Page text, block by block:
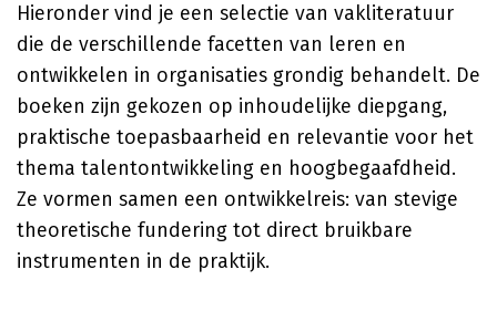
Hieronder vind je een selectie van vakliteratuur
die de verschillende facetten van leren en
ontwikkelen in organisaties grondig behandelt. De
boeken zijn gekozen op inhoudelijke diepgang,
praktische toepasbaarheid en relevantie voor het
thema talentontwikkeling en hoogbegaafdheid.
Ze vormen samen een ontwikkelreis: van stevige
theoretische fundering tot direct bruikbare
instrumenten in de praktijk.